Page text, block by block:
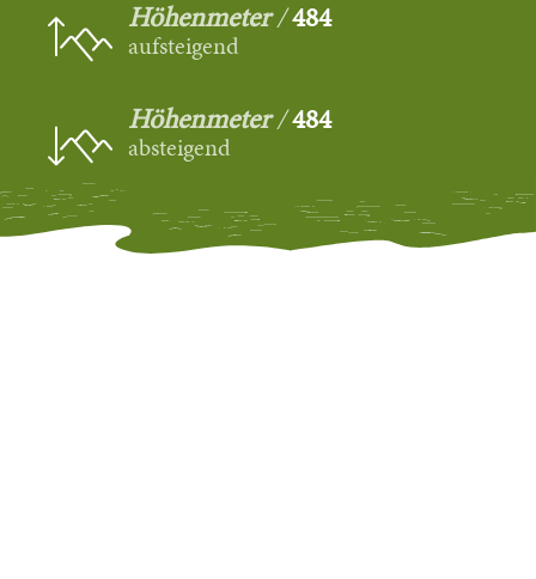
Höhenmeter 484
aufsteigend
Höhenmeter 484
absteigend